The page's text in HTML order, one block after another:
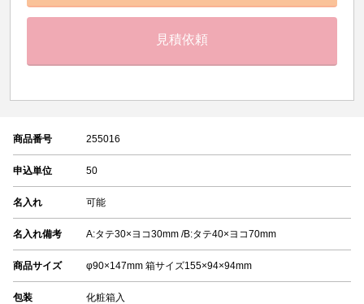
見積依頼
商品番号 255016
申込単位 50
名入れ 可能
名入れ備考 A:タテ30×ヨコ30mm /B:タテ40×ヨコ70mm
商品サイズ φ90×147mm 箱サイズ155×94×94mm
包装 化粧箱入